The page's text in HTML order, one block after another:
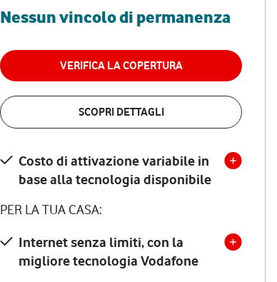
Nessun vincolo di permanenza
VERIFICA LA COPERTURA
SCOPRI DETTAGLI
Costo di attivazione variabile in
base alla tecnologia disponibile
PER LA TUA CASA:
Internet senza limiti, con la
migliore tecnologia Vodafone